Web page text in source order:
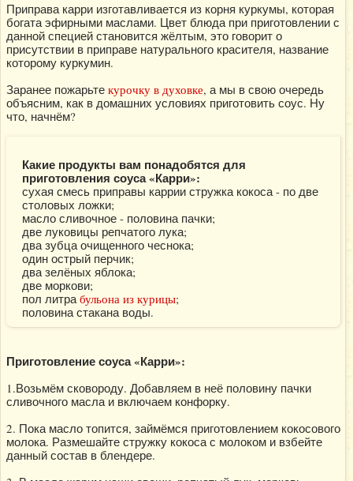
Приправа карри изготавливается из корня куркумы, которая
богата эфирными маслами. Цвет блюда при приготовлении с
данной специей становится жёлтым, это говорит о
присутствии в приправе натурального красителя, название
которому куркумин.
Заранее пожарьте курочку в духовке, а мы в свою очередь
объясним, как в домашних условиях приготовить соус. Ну
что, начнём?
Какие продукты вам понадобятся для
приготовления соуса «Карри»:
сухая смесь приправы каррии стружка кокоса - по две
столовых ложки;
масло сливочное - половина пачки;
две луковицы репчатого лука;
два зубца очищенного чеснока;
один острый перчик;
два зелёных яблока;
две моркови;
пол литрабульона из курицы;
половина стакана воды.
Приготовление соуса «Карри»:
1.Возьмём сковороду. Добавляем в неё половину пачки
сливочного масла и включаем конфорку.
2. Пока масло топится, займёмся приготовлением кокосового
молока. Размешайте стружку кокоса с молоком и взбейте
данный состав в блендере.